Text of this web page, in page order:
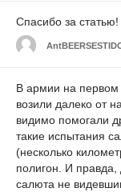
Спасибо за
В армии на первом
возили далеко от
видимо помогали
такие испытания
(несколько
полигон. И
салюта не